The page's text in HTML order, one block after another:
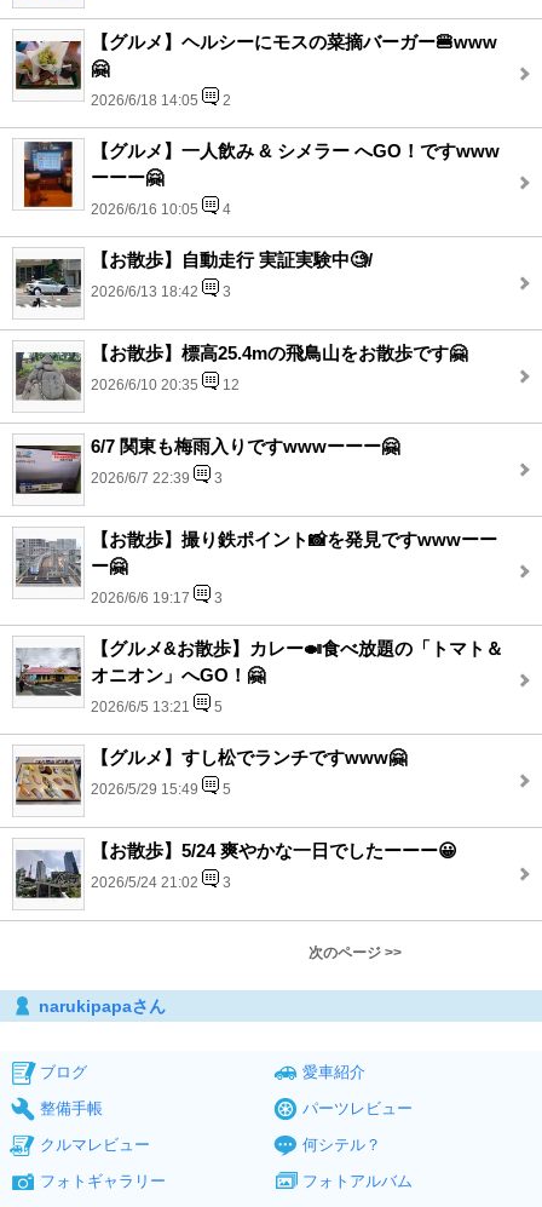
【グルメ】ヘルシーにモスの菜摘バーガー🍔www
🤗
2026/6/18 14:05 2
【グルメ】一人飲み & シメラー へGO！ですwww
ーーー🤗
2026/6/16 10:05 4
【お散歩】自動走行 実証実験中🧐/
2026/6/13 18:42 3
【お散歩】標高25.4mの飛鳥山をお散歩です🤗
2026/6/10 20:35 12
6/7 関東も梅雨入りですwwwーーー🤗
2026/6/7 22:39 3
【お散歩】撮り鉄ポイント📸を発見ですwwwーー
ー🤗
2026/6/6 19:17 3
【グルメ&お散歩】カレー🍛食べ放題の「トマト＆
オニオン」へGO！🤗
2026/6/5 13:21 5
【グルメ】すし松でランチですwww🤗
2026/5/29 15:49 5
【お散歩】5/24 爽やかな一日でしたーーー😀
2026/5/24 21:02 3
次のページ >>
narukipapaさん
ブログ
愛車紹介
整備手帳
パーツレビュー
クルマレビュー
何シテル？
フォトギャラリー
フォトアルバム